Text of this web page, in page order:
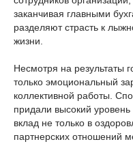
заканчивая главными
разделяют страсть к
жизни.
Несмотря на результаты
только эмоциональный
коллективной работы.
придали высокий уровень
вклад не только в
партнерских отношений